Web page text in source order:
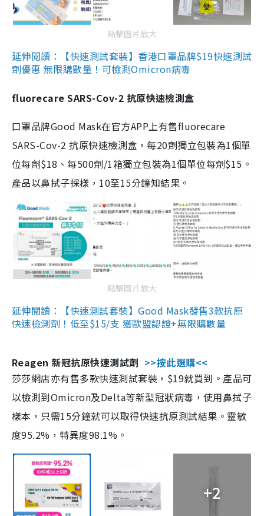
點擊圖片放大
延伸閱讀：【快速測試套裝】香港口罩品牌$19快速測試
劑優惠 無限購數量！可檢測Omicron病毒
fluorecare SARS-Cov-2 抗原快速檢測盒
口罩品牌Good Mask在官方APP上有售fluorecare
SARS-Cov-2 抗原快速檢測盒，每20劑獨立包裝為1個單
位每劑$18、每500劑/1箱獨立包裝為1個單位每劑$15。
產品以鼻拭子採樣，10至15分鐘知結果。
點擊圖片放大
延伸閱讀：【快速測試套裝】Good Mask發售3款抗原
快速檢測劑！低至$15/支 獲歐盟認證+無限購數量
Reagen 新冠抗原快速測試劑 >>按此選購<<
莎莎網店亦有售多款快速測試套裝，$19就買到。產品可
以檢測到Omicron及Delta等新型冠狀病毒，使用鼻拭子
樣本，只需15分鐘就可以取得快速抗原測試結果。靈敏
度95.2%，特異度98.1%。
+2